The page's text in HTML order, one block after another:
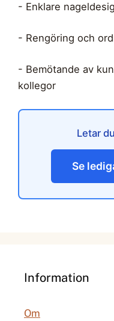
- Enklare
- Rengöring och
- Bemötande av
kollegor
Letar
Se
Information
Om